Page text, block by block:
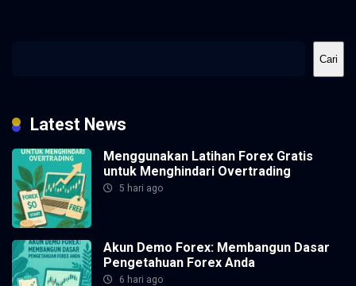
Cari
Latest News
Menggunakan Latihan Forex Gratis
untuk Menghindari Overtrading
5 hari ago
Akun Demo Forex: Membangun Dasar
Pengetahuan Forex Anda
6 hari ago